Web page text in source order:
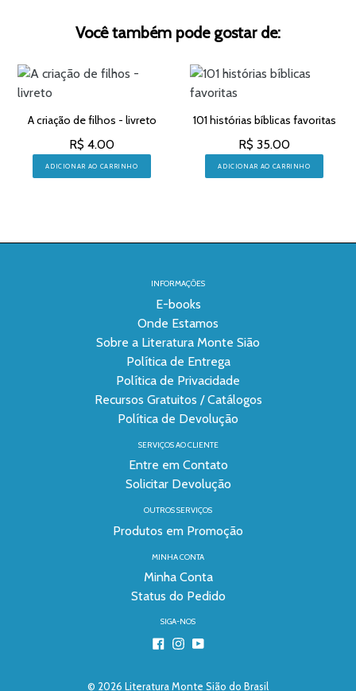
Você também pode gostar de:
A criação de filhos - livreto
R$ 4.00
ADICIONAR AO CARRINHO
101 histórias bíblicas favoritas
R$ 35.00
ADICIONAR AO CARRINHO
INFORMAÇÕES
E-books
Onde Estamos
Sobre a Literatura Monte Sião
Política de Entrega
Política de Privacidade
Recursos Gratuitos / Catálogos
Política de Devolução
SERVIÇOS AO CLIENTE
Entre em Contato
Solicitar Devolução
OUTROS SERVIÇOS
Produtos em Promoção
MINHA CONTA
Minha Conta
Status do Pedido
SIGA-NOS
Facebook
Instagram
YouTube
© 2026 Literatura Monte Sião do Brasil